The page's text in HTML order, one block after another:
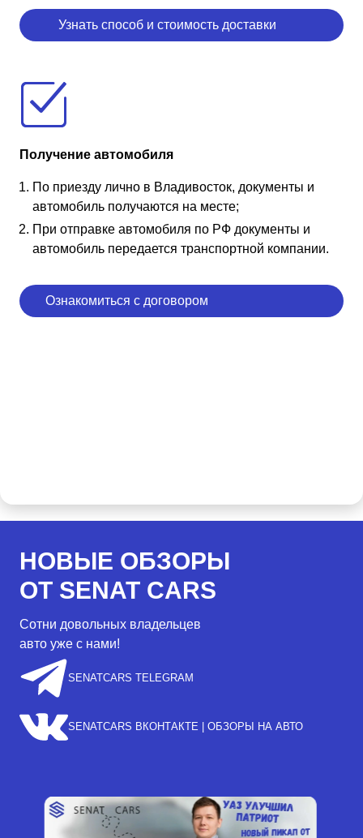
Узнать способ и стоимость доставки
Получение автомобиля
По приезду лично в Владивосток, документы и
автомобиль получаются на месте;
При отправке автомобиля по РФ документы и
автомобиль передается транспортной компании.
Ознакомиться с договором
НОВЫЕ ОБЗОРЫ
ОТ SENAT CARS
Сотни довольных владельцев
авто уже с нами!
SENATCARS TELEGRAM
SENATCARS ВКОНТАКТЕ | ОБЗОРЫ НА АВТО